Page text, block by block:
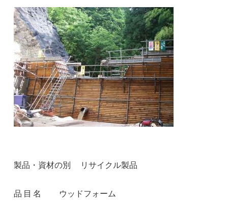
製品・資材の別 リサイクル製品
品 目 名 ウッドフォーム